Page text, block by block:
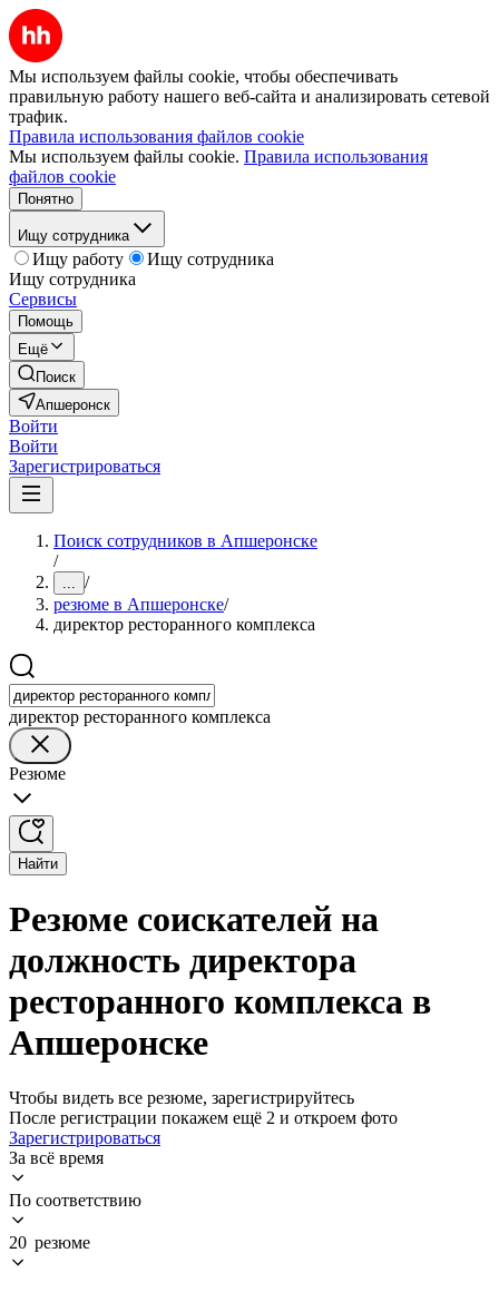
Мы используем файлы cookie, чтобы обеспечивать
правильную работу нашего веб-сайта и анализировать сетевой
трафик.
Правила использования файлов cookie
Мы используем файлы cookie. Правила использования
файлов cookie
Понятно
Ищу сотрудника
Ищу работу
Ищу сотрудника
Ищу сотрудника
Сервисы
Помощь
Ещё
Поиск
Апшеронск
Войти
Войти
Зарегистрироваться
Поиск сотрудников в Апшеронске
/
... /
резюме в Апшеронске/
директор ресторанного комплекса
директор ресторанного комплекса
Резюме
Найти
Резюме соискателей на
должность директора
ресторанного комплекса в
Апшеронске
Чтобы видеть все резюме, зарегистрируйтесь
После регистрации покажем ещё 2 и откроем фото
Зарегистрироваться
За всё время
По соответствию
20 резюме